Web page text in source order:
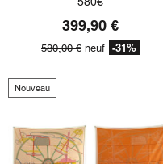
399,90 €
580,00 € neuf -31%
Nouveau